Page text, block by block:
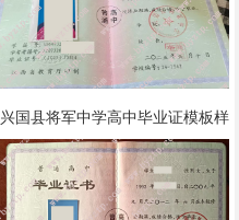
兴国县将军中学高中毕业证模板样
本